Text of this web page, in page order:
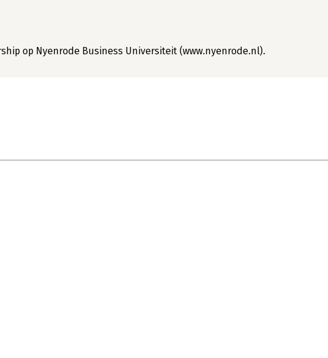
op Nyenrode Business Universiteit (www.nyenrode.nl).